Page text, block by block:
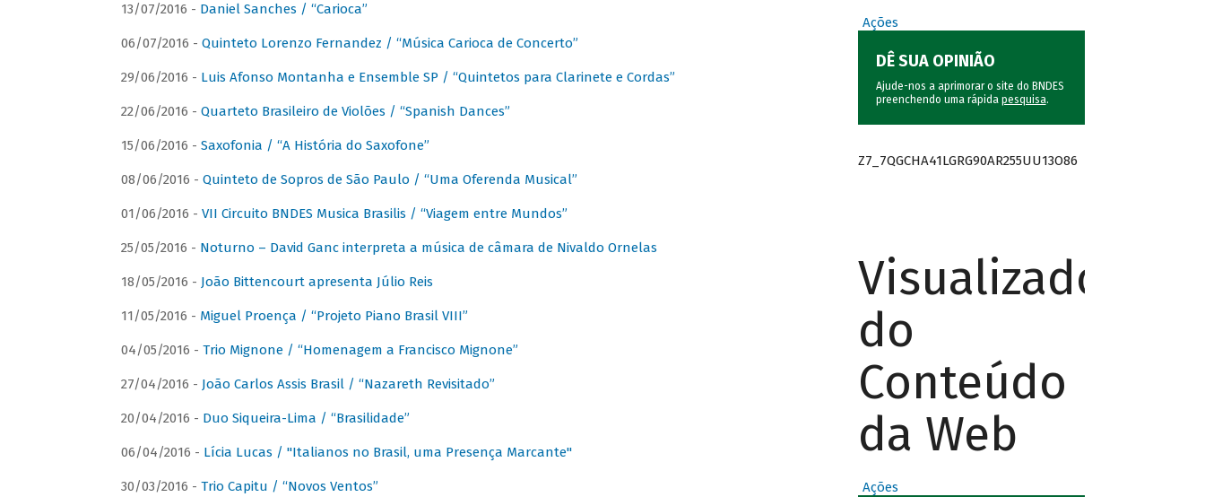
13/07/2016 - Daniel Sanches / “Carioca”
06/07/2016 - Quinteto Lorenzo Fernandez / “Música Carioca de Concerto”
29/06/2016 - Luis Afonso Montanha e Ensemble SP / “Quintetos para Clarinete e Cordas”
22/06/2016 - Quarteto Brasileiro de Violões / “Spanish Dances”
15/06/2016 - Saxofonia / “A História do Saxofone”
08/06/2016 - Quinteto de Sopros de São Paulo / “Uma Oferenda Musical”
01/06/2016 - VII Circuito BNDES Musica Brasilis / “Viagem entre Mundos”
25/05/2016 - Noturno – David Ganc interpreta a música de câmara de Nivaldo Ornelas
18/05/2016 - João Bittencourt apresenta Júlio Reis
11/05/2016 - Miguel Proença / “Projeto Piano Brasil VIII”
04/05/2016 - Trio Mignone / “Homenagem a Francisco Mignone”
27/04/2016 - João Carlos Assis Brasil / “Nazareth Revisitado”
20/04/2016 - Duo Siqueira-Lima / “Brasilidade”
06/04/2016 - Lícia Lucas / "Italianos no Brasil, uma Presença Marcante"
30/03/2016 - Trio Capitu / “Novos Ventos”
Ações
DÊ SUA OPINIÃO
Ajude-nos a aprimorar o site do BNDES
preenchendo uma rápida pesquisa.
Z7_7QGCHA41LGRG90AR255UU13O86
Visualizador
do
Conteúdo
da Web
Ações